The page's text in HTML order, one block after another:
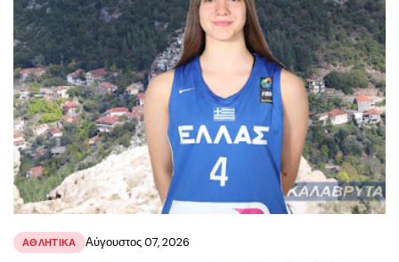
ΑΘΛΗΤΙΚΑ Αύγουστος 07, 2026